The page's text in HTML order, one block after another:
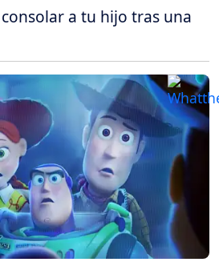
a tu hijo tras una